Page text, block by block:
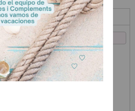
Tratamiento de datosy laPolítica de